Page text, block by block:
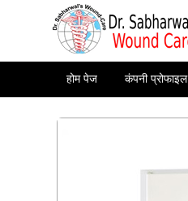
होम पेज कंपनी प्रोफाइल